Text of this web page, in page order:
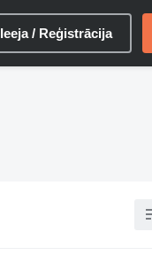
Ieeja / Reģistrācija